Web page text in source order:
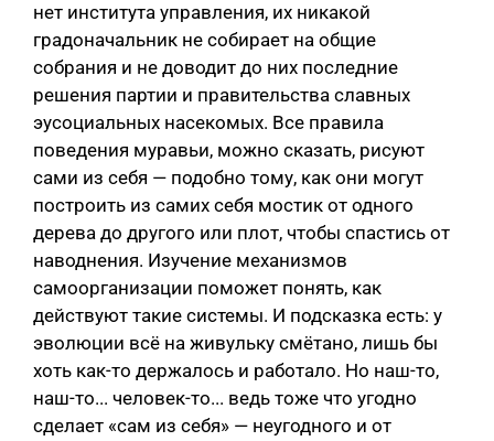
нет института управления, их никакой
градоначальник не собирает на общие
собрания и не доводит до них последние
решения партии и правительства славных
эусоциальных насекомых. Все правила
поведения муравьи, можно сказать, рисуют
сами из себя — подобно тому, как они могут
построить из самих себя мостик от одного
дерева до другого или плот, чтобы спастись от
наводнения. Изучение механизмов
самоорганизации поможет понять, как
действуют такие системы. И подсказка есть: у
эволюции всё на живульку смётано, лишь бы
хоть как-то держалось и работало. Но наш-то,
наш-то... человек-то... ведь тоже что угодно
сделает «сам из себя» — неугодного и от